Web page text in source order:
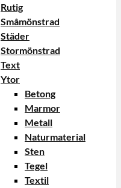
Rutig
Småmönstrad
Städer
Stormönstrad
Text
Ytor
Betong
Marmor
Metall
Naturmaterial
Sten
Tegel
Textil